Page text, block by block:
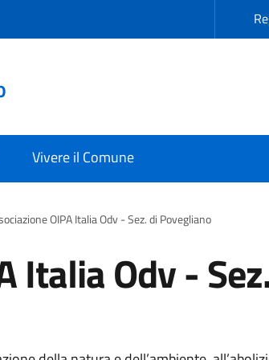
Vivere il Comune
OIPA Italia Odv - Sez. di Povegliano
Italia Odv -